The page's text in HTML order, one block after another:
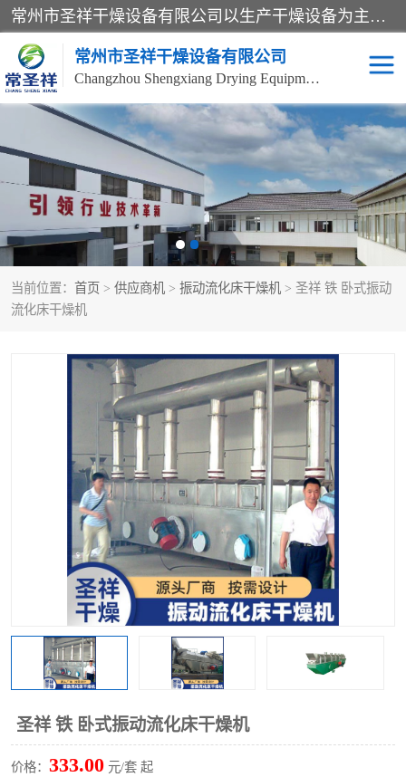
常州市圣祥干燥设备有限公司以生产干燥设备为主导产品，提供：干燥设备、干燥机、混合机、气流干燥机、烘箱、热风循环烘箱、沸腾干燥机、烘干机、喷雾干燥机等产品的生产、制造与销售服务。
常州市圣祥干燥设备有限公司
Changzhou Shengxiang Drying Equipment Co. , Ltd.
当前位置： 首页 > 供应商机 > 振动流化床干燥机 > 圣祥 铁 卧式振动
流化床干燥机
圣祥 铁 卧式振动流化床干燥机
价格： 333.00 元/套 起
单锥真空干燥机 双锥真空干燥机
气流干燥机 滚筒刮板干燥机
干燥机 闪蒸干燥机
桨叶干燥机 高速混合机
带式干燥机
单锥螺带真空干燥机 沸腾干燥机
方形圆形真空干燥机 真空耙式干燥机
热风循环烘箱 喷雾干燥机
振动流化床干燥机 盘式干燥机